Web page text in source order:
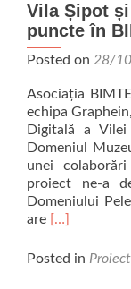
Vila Șipot
puncte în
Posted on 28/
Asociația
echipa
Digitală a
Domeniul
unei
proiect ne-a
Domeniului
are Read
about
[…]
Posted in